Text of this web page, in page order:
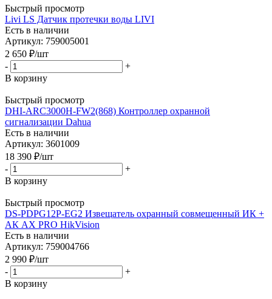
Быстрый просмотр
Livi LS Датчик протечки воды LIVI
Есть в наличии
Артикул: 759005001
2 650 ₽/шт
-
+
В корзину
Быстрый просмотр
DHI-ARC3000H-FW2(868) Контроллер охранной
сигнализации Dahua
Есть в наличии
Артикул: 3601009
18 390 ₽/шт
-
+
В корзину
Быстрый просмотр
DS-PDPG12P-EG2 Извещатель охранный совмещенный ИК +
АК AX PRO HikVision
Есть в наличии
Артикул: 759004766
2 990 ₽/шт
-
+
В корзину